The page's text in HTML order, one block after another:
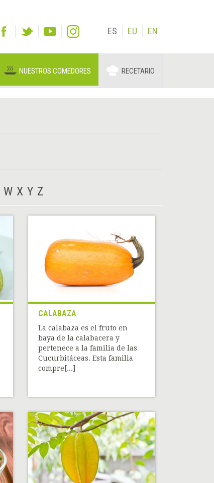
ES EU EN
NUESTROS COMEDORES RECETARIO
W X Y Z
CALABAZA
La calabaza es el fruto en
baya de la calabacera y
pertenece a la familia de las
Cucurbitáceas. Esta familia
compre[...]